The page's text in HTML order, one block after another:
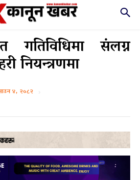
गतिविधिमा संलग्न
नियन्त्रणमा
४, २०८२